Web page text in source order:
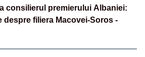
consilierul premierului Albaniei:
despre filiera Macovei-Soros -